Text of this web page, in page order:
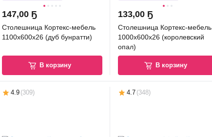
147,00 Ҕ
Столешница Кортекс-мебель
1100x600x26 (дуб бунратти)
В корзину
133,00 Ҕ
Столешница Кортекс-мебель
1000x600x26 (королевский
опал)
В корзину
4.9 (309) 4.7 (348)